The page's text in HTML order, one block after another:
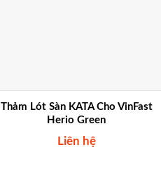
Thảm Lót Sàn KATA Cho VinFast
Herio Green
Liên hệ